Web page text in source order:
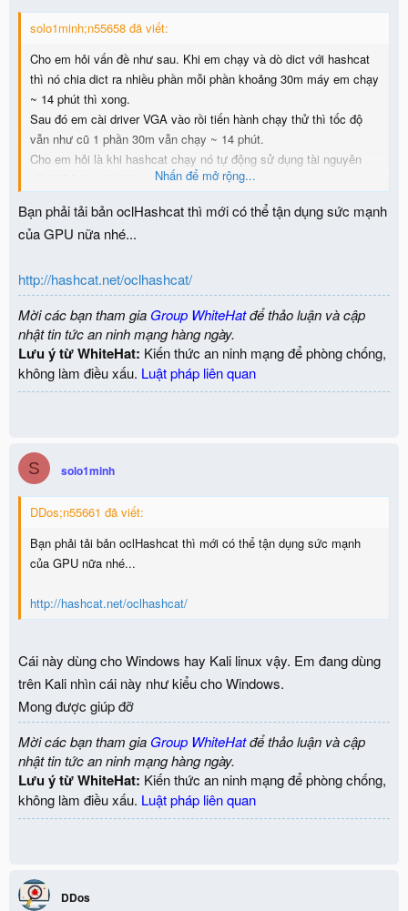
solo1minh;n55658 đã viết:
Cho em hỏi vấn đề như sau. Khi em chạy và dò dict với hashcat
thì nó chia dict ra nhiều phần mỗi phần khoảng 30m máy em chạy
~ 14 phút thì xong.
Sau đó em cài driver VGA vào rồi tiến hành chạy thử thì tốc độ
vẫn như cũ 1 phần 30m vẫn chạy ~ 14 phút.
Cho em hỏi là khi hashcat chạy nó tự động sử dụng tài nguyên
của VGA hay phải làm thêm gì nữa không.
Nhấn để mở rộng...
Bạn phải tải bản oclHashcat thì mới có thể tận dụng sức mạnh
của GPU nữa nhé...
http://hashcat.net/oclhashcat/
Mời các bạn tham gia Group WhiteHatđể thảo luận và cập
nhật tin tức an ninh mạng hàng ngày.
Lưu ý từ WhiteHat: Kiến thức an ninh mạng để phòng chống,
không làm điều xấu. Luật pháp liên quan
S solo1minh
DDos;n55661 đã viết:
Bạn phải tải bản oclHashcat thì mới có thể tận dụng sức mạnh
của GPU nữa nhé...
http://hashcat.net/oclhashcat/
Cái này dùng cho Windows hay Kali linux vậy. Em đang dùng
trên Kali nhìn cái này như kiểu cho Windows.
Mong được giúp đỡ
Mời các bạn tham gia Group WhiteHatđể thảo luận và cập
nhật tin tức an ninh mạng hàng ngày.
Lưu ý từ WhiteHat: Kiến thức an ninh mạng để phòng chống,
không làm điều xấu. Luật pháp liên quan
DDos